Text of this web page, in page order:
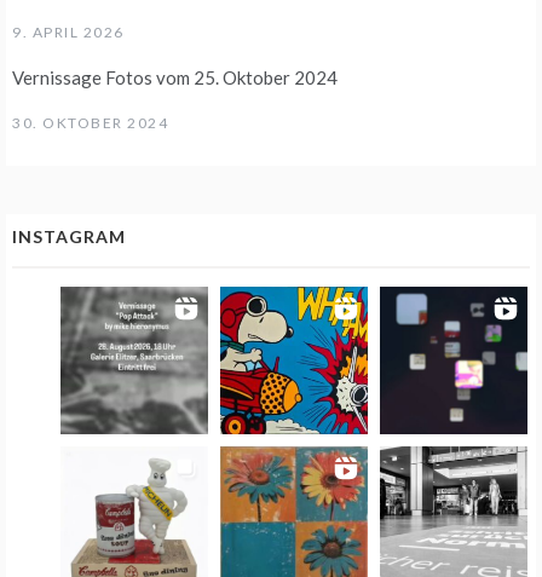
9. APRIL 2026
Vernissage Fotos vom 25. Oktober 2024
30. OKTOBER 2024
INSTAGRAM